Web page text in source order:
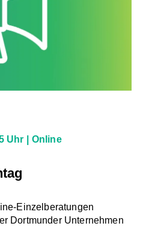
Uhr Online
Einzelberatungen
Dortmunder Unternehmen